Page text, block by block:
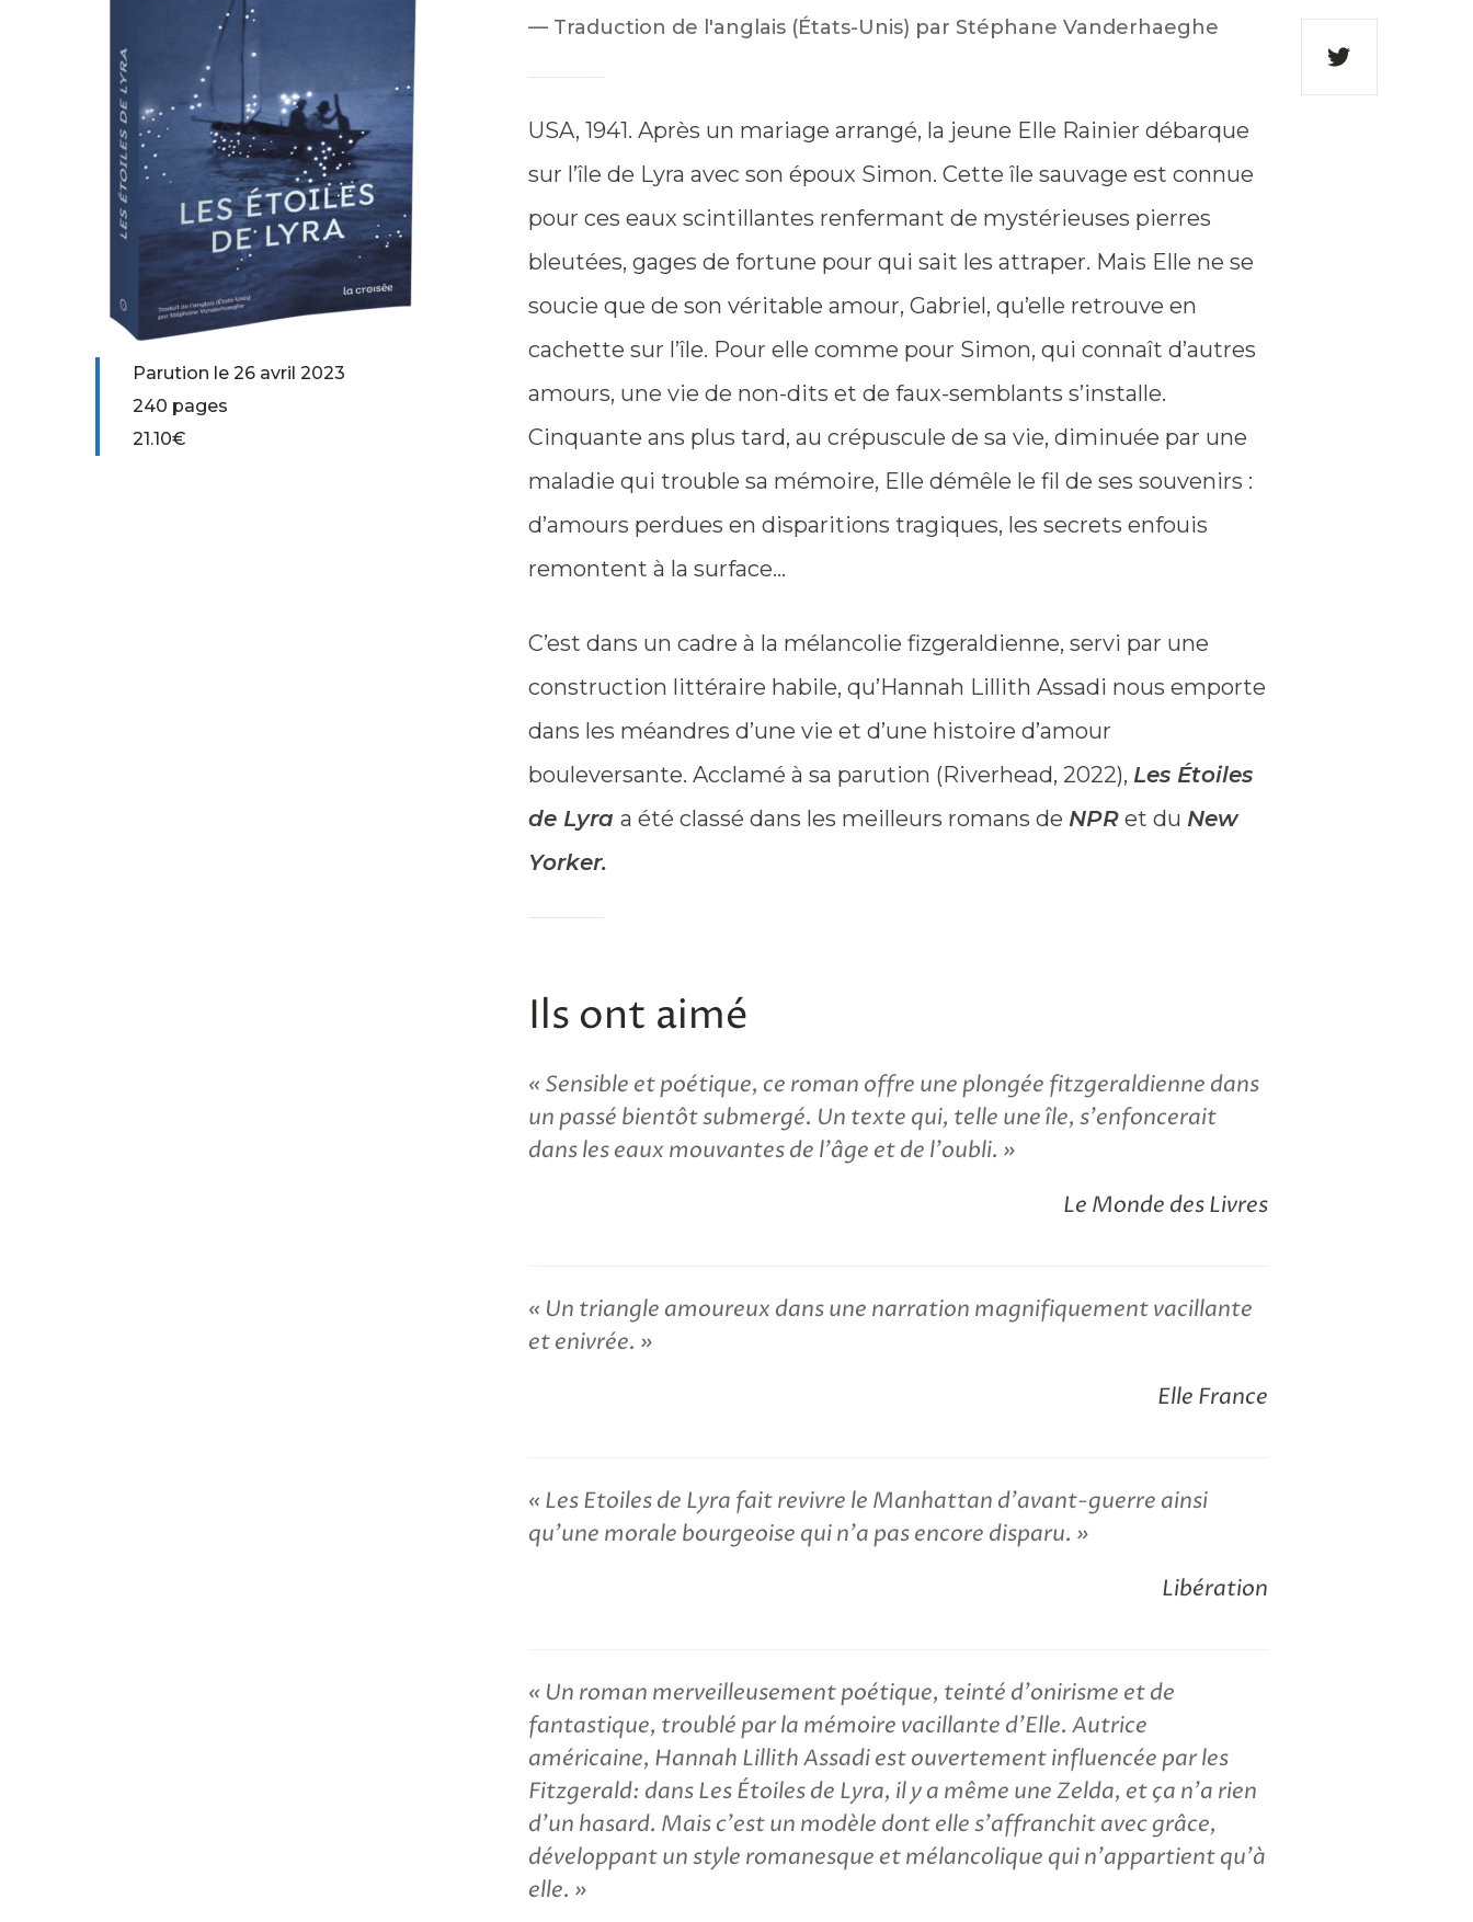
Parution le 26 avril 2023
240 pages
21.10€
Traduction de l'anglais (États-Unis) par Stéphane Vanderhaeghe
USA, 1941. Après un mariage arrangé, la jeune Elle Rainier débarque
sur l’île de Lyra avec son époux Simon. Cette île sauvage est connue
pour ces eaux scintillantes renfermant de mystérieuses pierres
bleutées, gages de fortune pour qui sait les attraper. Mais Elle ne se
soucie que de son véritable amour, Gabriel, qu’elle retrouve en
cachette sur l’île. Pour elle comme pour Simon, qui connaît d’autres
amours, une vie de non-dits et de faux-semblants s’installe.
Cinquante ans plus tard, au crépuscule de sa vie, diminuée par une
maladie qui trouble sa mémoire, Elle démêle le fil de ses souvenirs :
d’amours perdues en disparitions tragiques, les secrets enfouis
remontent à la surface…
C’est dans un cadre à la mélancolie fizgeraldienne, servi par une
construction littéraire habile, qu’Hannah Lillith Assadi nous emporte
dans les méandres d’une vie et d’une histoire d’amour
bouleversante. Acclamé à sa parution (Riverhead, 2022), Les Étoiles
de Lyra a été classé dans les meilleurs romans de NPR et du New
Yorker.
Ils ont aimé
Sensible et poétique, ce roman offre une plongée fitzgeraldienne dans
un passé bientôt submergé. Un texte qui, telle une île, s'enfoncerait
dans les eaux mouvantes de l'âge et de l'oubli.
Le Monde des Livres
Un triangle amoureux dans une narration magnifiquement vacillante
et enivrée.
Elle France
Les Etoiles de Lyra fait revivre le Manhattan d'avant-guerre ainsi
qu'une morale bourgeoise qui n'a pas encore disparu.
Libération
Un roman merveilleusement poétique, teinté d'onirisme et de
fantastique, troublé par la mémoire vacillante d'Elle. Autrice
américaine, Hannah Lillith Assadi est ouvertement influencée par les
Fitzgerald: dans Les Étoiles de Lyra, il y a même une Zelda, et ça n'a rien
d'un hasard. Mais c'est un modèle dont elle s'affranchit avec grâce,
développant un style romanesque et mélancolique qui n'appartient qu'à
elle.
sur
Facebook